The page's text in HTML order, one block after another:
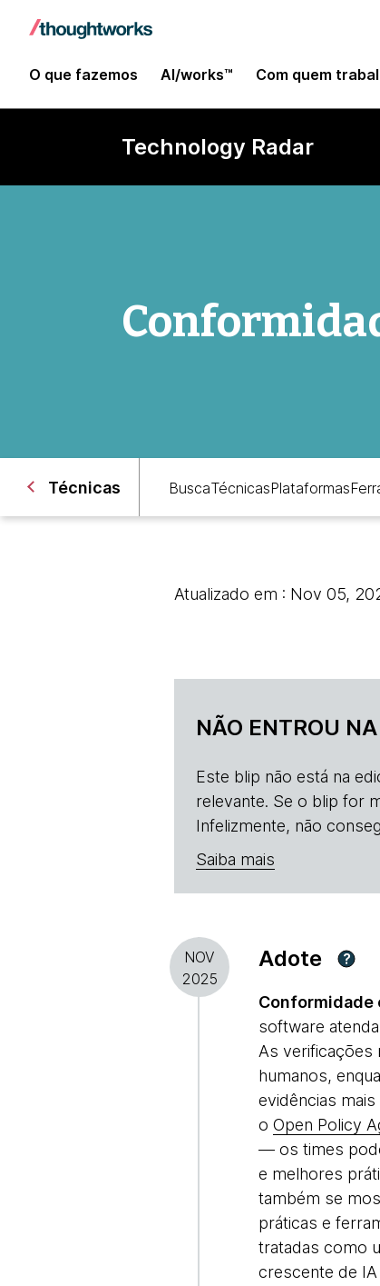
O que fazemos AI/works™ Com quem
Technology Radar
Técnicas BuscaTécnicasPlataformas
Atualizado em : Nov 05,
NÃO ENTROU
Este blip não está na
relevante. Se o blip for
Infelizmente, não
Saiba mais
NOV
2025
Adote ?
Conformidade
software
As verificações
humanos,
evidências
o Open Policy
— os times
e melhores
também se
práticas e
tratadas como
crescente de